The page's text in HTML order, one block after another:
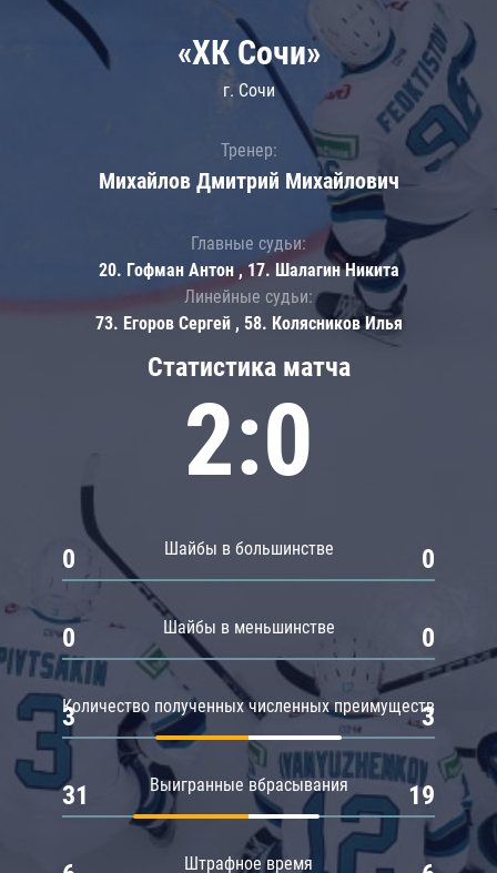
Статистика матча
2:0
Шайбы в большинстве
0 0
Шайбы в меньшинстве
0 0
Количество полученных численных преимуществ
3 3
Выигранные вбрасывания
31 19
Штрафное время
«ХК Сочи»
г. Сочи
Тренер:
Михайлов Дмитрий Михайлович
Главные судьи:
20. Гофман Антон , 17. Шалагин Никита
Линейные судьи:
73. Егоров Сергей , 58. Колясников Илья